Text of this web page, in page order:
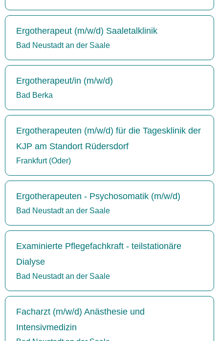
Ergotherapeut (m/w/d) Saaletalklinik
Bad Neustadt an der Saale
Ergotherapeut/in (m/w/d)
Bad Berka
Ergotherapeuten (m/w/d) für die Tagesklinik der
KJP am Standort Rüdersdorf
Frankfurt (Oder)
Ergotherapeuten - Psychosomatik (m/w/d)
Bad Neustadt an der Saale
Examinierte Pflegefachkraft - teilstationäre
Dialyse
Bad Neustadt an der Saale
Facharzt (m/w/d) Anästhesie und
Intensivmedizin